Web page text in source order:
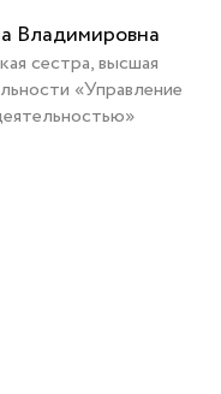
Владимировна
сестра, высшая
«Управление